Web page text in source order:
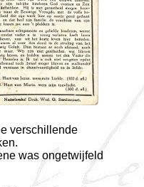
verschillende
was ongetwijfeld